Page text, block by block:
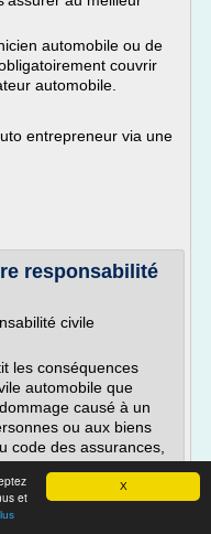
X
et
automobile ou de
couvrir
automobile.
entrepreneur via une
responsabilité
civile
les conséquences
automobile que
causé à un
ou aux biens
code des assurances,
et...